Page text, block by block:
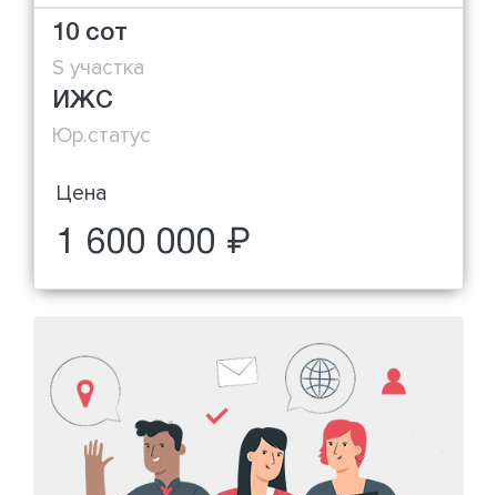
10 сот
S участка
ИЖС
Юр.статус
Цена
1 600 000 ₽